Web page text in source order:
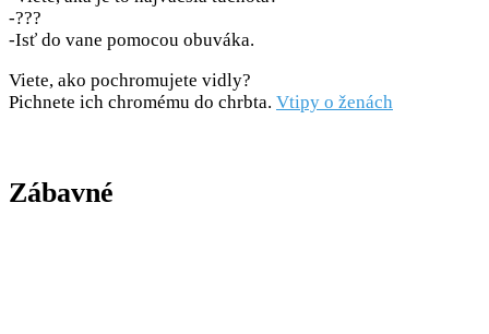
-???
-Isť do vane pomocou obuváka.
Viete, ako pochromujete vidly?
Pichnete ich chromému do chrbta. Vtipy o ženách
Zábavné